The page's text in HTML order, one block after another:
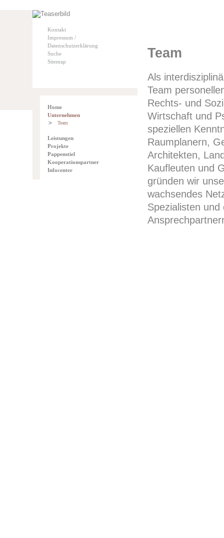
Team
Als
Team
Rechts- und
Wirtschaft und
speziellen
Raumplanern,
Architekten,
Kaufleuten und
gründen wir
wachsendes
Spezialisten
Kontakt
Impressum /
Datenschutzerklärung
Suche
Sitemap
Home
Unternehmen
Team
Leistungen
Projekte
Pappenstiel
Kooperationspartner
Infocenter